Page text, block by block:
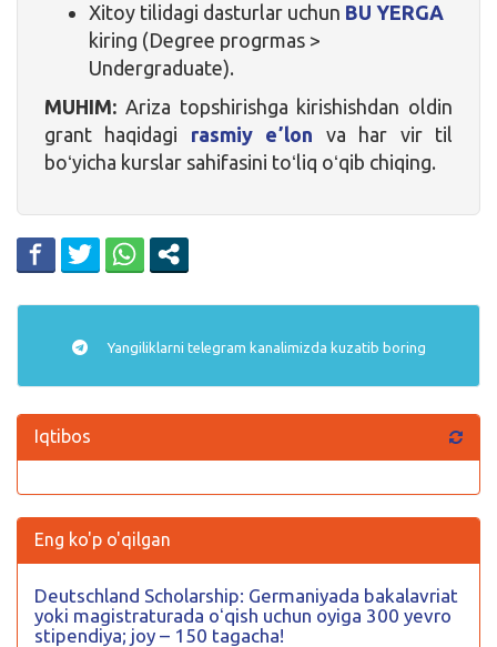
Xitoy tilidagi dasturlar uchun BU YERGA
kiring (Degree progrmas >
Undergraduate).
MUHIM: Ariza topshirishga kirishishdan oldin
grant haqidagi rasmiy eʼlon
va har vir til
boʻyicha kurslar sahifasini toʻliq oʻqib chiqing.
Yangiliklarni telegram kanalimizda kuzatib boring
Iqtibos
Eng ko'p o'qilgan
Deutschland Scholarship: Germaniyada bakalavriat
yoki magistraturada oʻqish uchun oyiga 300 yevro
stipendiya; joy – 150 tagacha!